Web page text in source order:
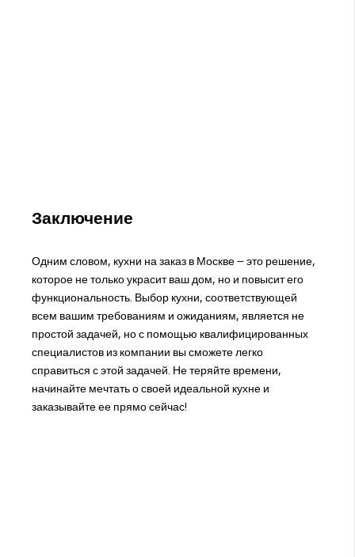
Заключение
Одним словом, кухни на заказ в Москве – это решение,
которое не только украсит ваш дом, но и повысит его
функциональность. Выбор кухни, соответствующей
всем вашим требованиям и ожиданиям, является не
простой задачей, но с помощью квалифицированных
специалистов из компании вы сможете легко
справиться с этой задачей. Не теряйте времени,
начинайте мечтать о своей идеальной кухне и
заказывайте ее прямо сейчас!